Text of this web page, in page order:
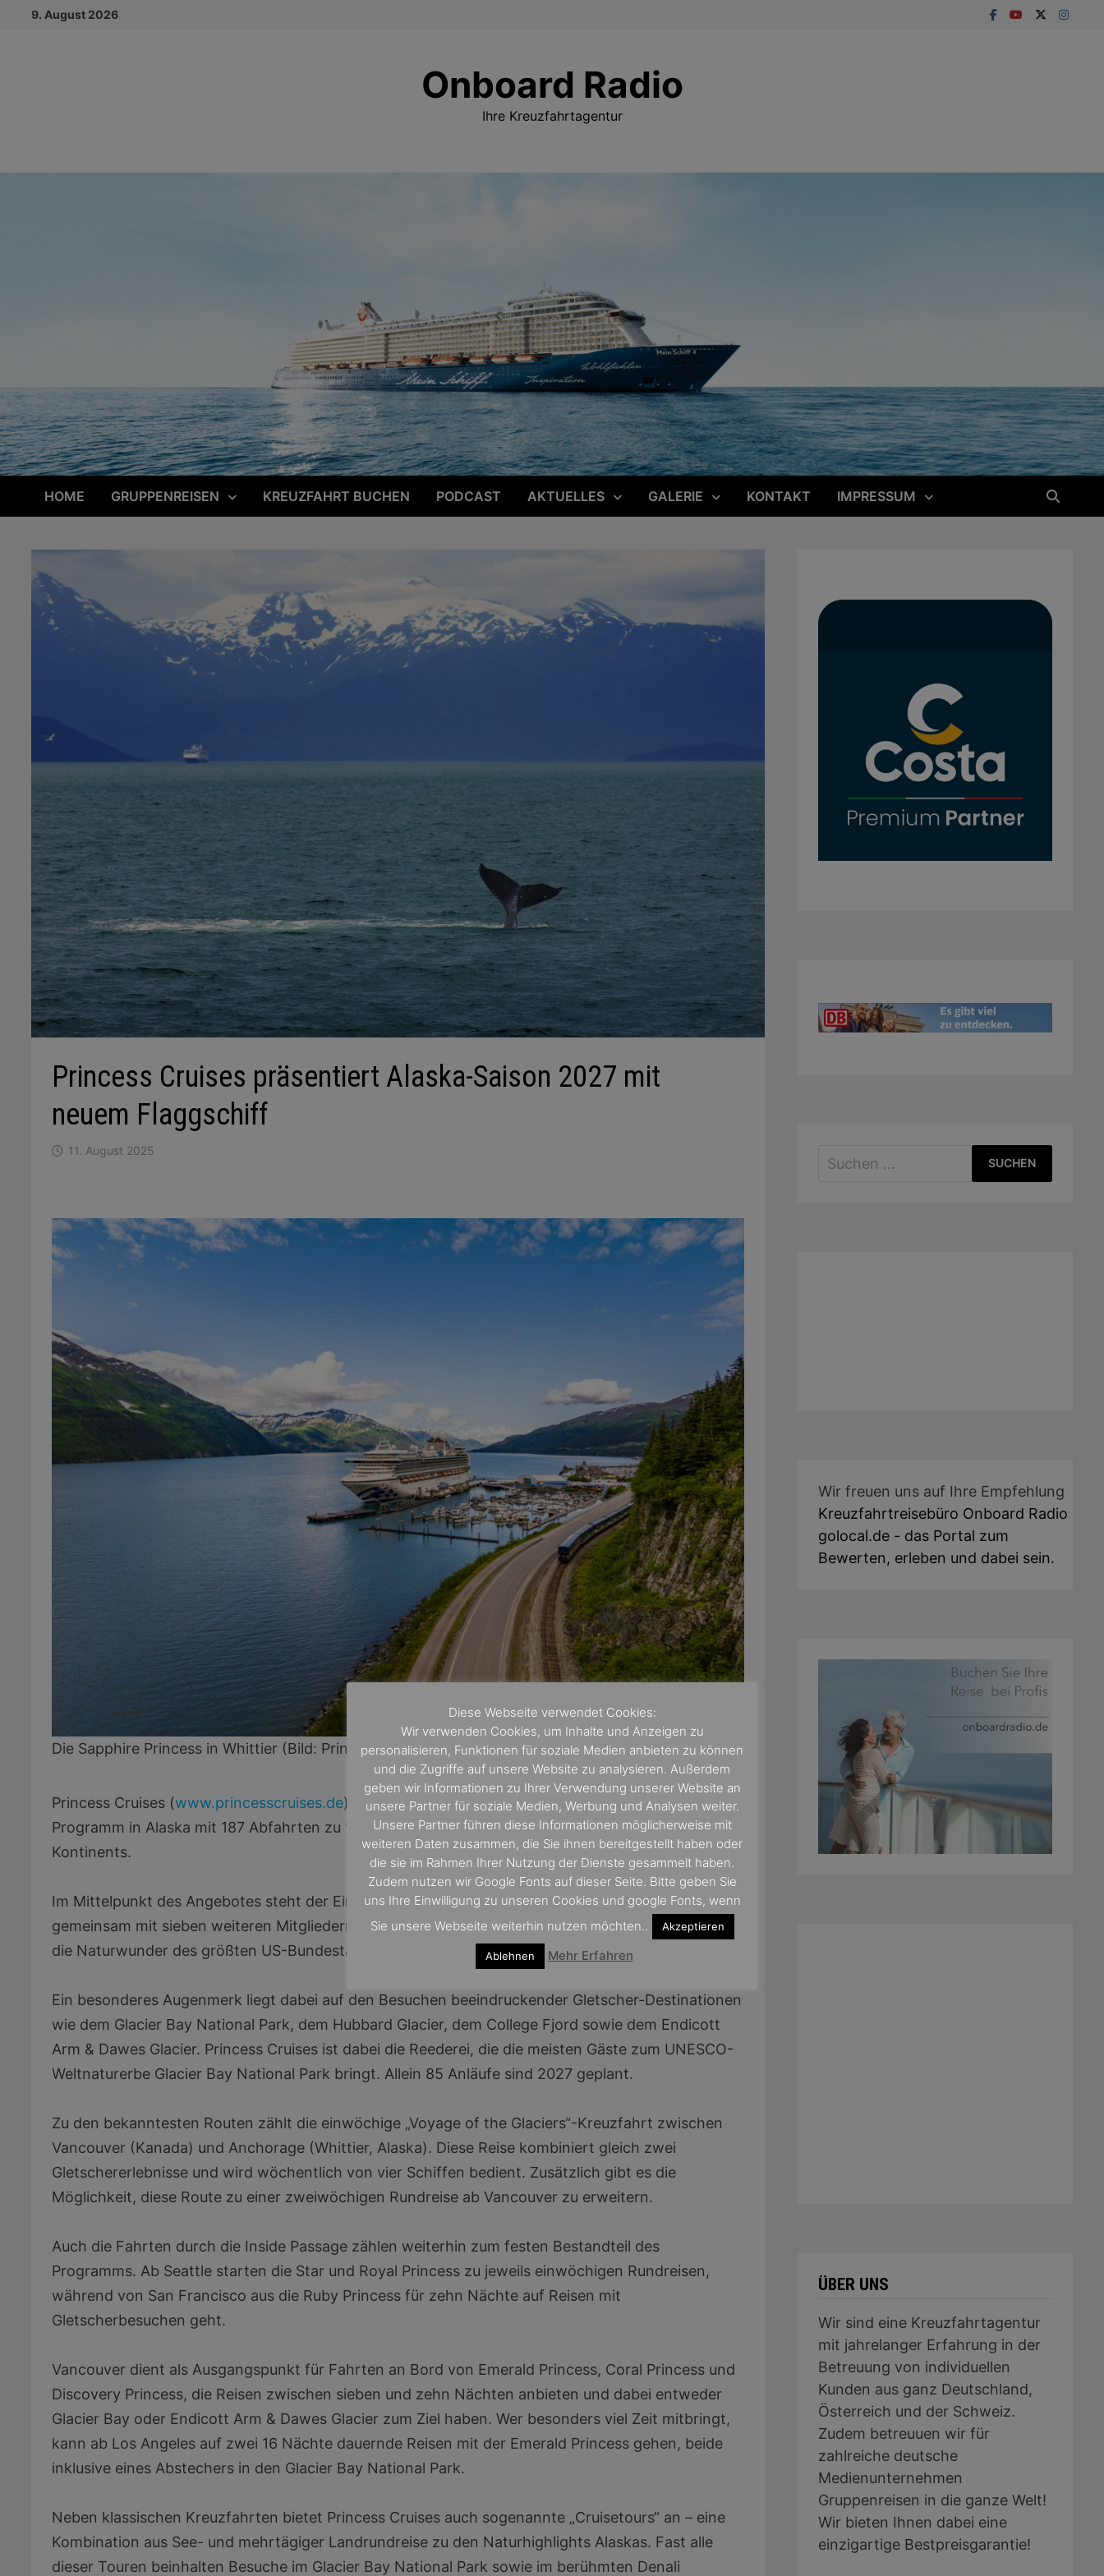
9. August 2026
Onboard Radio
Ihre Kreuzfahrtagentur
HOME GRUPPENREISEN KREUZFAHRT BUCHEN PODCAST AKTUELLES GALERIE KONTAKT IMPRESSUM
Princess Cruises präsentiert Alaska-Saison 2027 mit
neuem Flaggschiff
11. August 2025
Die Sapphire Princess in Whittier (Bild: Princess Cruises)
Princess Cruises (www.princesscruises.de) plant für die Sommersaison 2027 ein umfangreiches
Programm in Alaska mit 187 Abfahrten zu 17 Reisezielen im hohen Norden des amerikanischen
Kontinents.
Im Mittelpunkt des Angebotes steht der Einsatz des neuen Flaggschiffs Star Princess, das
gemeinsam mit sieben weiteren Mitgliedern der Princess-Flotte den Gästen intensive Einblicke in
die Naturwunder des größten US-Bundestaates bietet.
Ein besonderes Augenmerk liegt dabei auf den Besuchen beeindruckender Gletscher-Destinationen
wie dem Glacier Bay National Park, dem Hubbard Glacier, dem College Fjord sowie dem Endicott
Arm & Dawes Glacier. Princess Cruises ist dabei die Reederei, die die meisten Gäste zum UNESCO-
Weltnaturerbe Glacier Bay National Park bringt. Allein 85 Anläufe sind 2027 geplant.
Zu den bekanntesten Routen zählt die einwöchige „Voyage of the Glaciers“-Kreuzfahrt zwischen
Vancouver (Kanada) und Anchorage (Whittier, Alaska). Diese Reise kombiniert gleich zwei
Gletschererlebnisse und wird wöchentlich von vier Schiffen bedient. Zusätzlich gibt es die
Möglichkeit, diese Route zu einer zweiwöchigen Rundreise ab Vancouver zu erweitern.
Auch die Fahrten durch die Inside Passage zählen weiterhin zum festen Bestandteil des
Programms. Ab Seattle starten die Star und Royal Princess zu jeweils einwöchigen Rundreisen,
während von San Francisco aus die Ruby Princess für zehn Nächte auf Reisen mit
Gletscherbesuchen geht.
Vancouver dient als Ausgangspunkt für Fahrten an Bord von Emerald Princess, Coral Princess und
Discovery Princess, die Reisen zwischen sieben und zehn Nächten anbieten und dabei entweder
Glacier Bay oder Endicott Arm & Dawes Glacier zum Ziel haben. Wer besonders viel Zeit mitbringt,
kann ab Los Angeles auf zwei 16 Nächte dauernde Reisen mit der Emerald Princess gehen, beide
inklusive eines Abstechers in den Glacier Bay National Park.
Neben klassischen Kreuzfahrten bietet Princess Cruises auch sogenannte „Cruisetours“ an – eine
Kombination aus See- und mehrtägiger Landrundreise zu den Naturhighlights Alaskas. Fast alle
dieser Touren beinhalten Besuche im Glacier Bay National Park sowie im berühmten Denali
Suchen
Wir freuen uns auf Ihre Empfehlung
Kreuzfahrtreisebüro Onboard Radio
golocal.de - das Portal zum
Bewerten, erleben und dabei sein.
ÜBER UNS
Wir sind eine Kreuzfahrtagentur
mit jahrelanger Erfahrung in der
Betreuung von individuellen
Kunden aus ganz Deutschland,
Österreich und der Schweiz.
Zudem betreuuen wir für
zahlreiche deutsche
Medienunternehmen
Gruppenreisen in die ganze Welt!
Wir bieten Ihnen dabei eine
einzigartige Bestpreisgarantie!
Diese Webseite verwendet Cookies:
Wir verwenden Cookies, um Inhalte und Anzeigen zu
personalisieren, Funktionen für soziale Medien anbieten zu können
und die Zugriffe auf unsere Website zu analysieren. Außerdem
geben wir Informationen zu Ihrer Verwendung unserer Website an
unsere Partner für soziale Medien, Werbung und Analysen weiter.
Unsere Partner führen diese Informationen möglicherweise mit
weiteren Daten zusammen, die Sie ihnen bereitgestellt haben oder
die sie im Rahmen Ihrer Nutzung der Dienste gesammelt haben.
Zudem nutzen wir Google Fonts auf dieser Seite. Bitte geben Sie
uns Ihre Einwilligung zu unseren Cookies und google Fonts, wenn
Sie unsere Webseite weiterhin nutzen möchten..
Akzeptieren
Ablehnen Mehr Erfahren